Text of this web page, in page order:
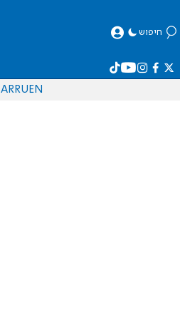
חיפוש
EN
RU
AR